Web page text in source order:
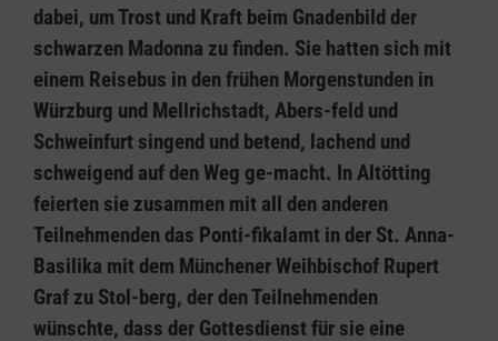
dabei, um Trost und Kraft beim Gnadenbild der
schwarzen Madonna zu finden. Sie hatten sich mit
einem Reisebus in den frühen Morgenstunden in
Würzburg und Mellrichstadt, Abers-feld und
Schweinfurt singend und betend, lachend und
schweigend auf den Weg ge-macht. In Altötting
feierten sie zusammen mit all den anderen
Teilnehmenden das Ponti-fikalamt in der St. Anna-
Basilika mit dem Münchener Weihbischof Rupert
Graf zu Stol-berg, der den Teilnehmenden
wünschte, dass der Gottesdienst für sie eine